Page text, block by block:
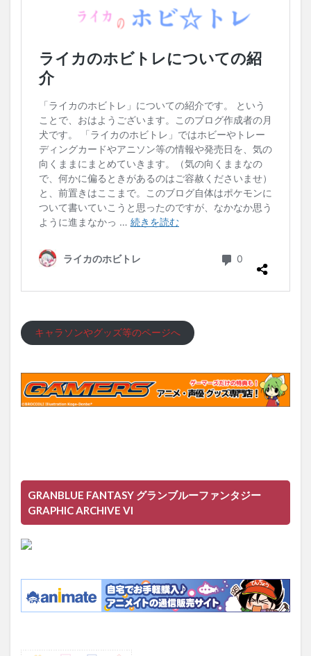
キャラソンやグッズ等のページへ
GRANBLUE FANTASY グランブルーファンタジー
GRAPHIC ARCHIVE VI